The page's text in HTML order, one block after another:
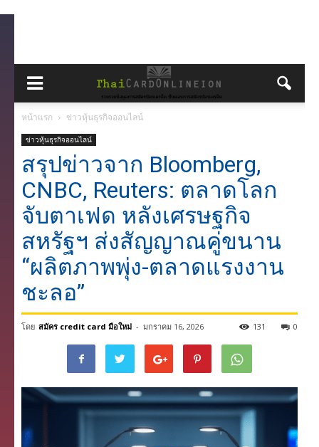
หน้าแรก ข่าวหุ้นธุรกิจออนไลน์
ข่าวหุ้นธุรกิจออนไลน์
สรุปข่าวจาก Bloomberg,
CNBC, Reuters: ตลาดโลก
จับตาเฟด หลังเศรษฐกิจ
สหรัฐฯ ส่งสัญญาณคู่ขนาน
“ผลิตภาพพุ่ง-ตลาดแรงงาน
ชะลอ”
โดย สมัคร credit card มือใหม่ - มกราคม 16, 2026 0
131